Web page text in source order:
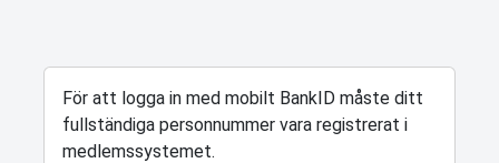
För att logga in med mobilt BankID måste ditt
fullständiga personnummer vara registrerat i
medlemssystemet.